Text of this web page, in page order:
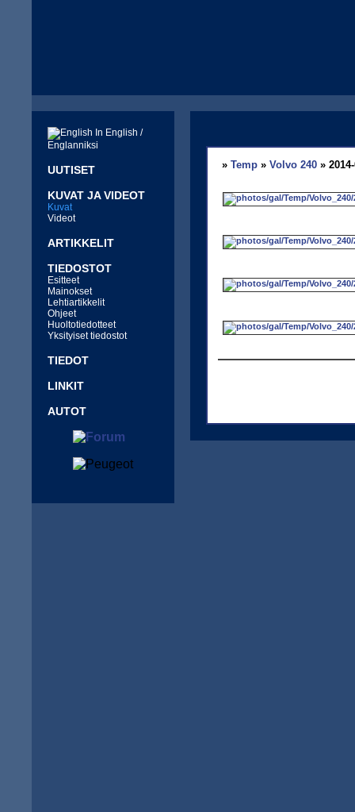
In English /
Englanniksi
UUTISET
KUVAT JA VIDEOT
Kuvat
Videot
ARTIKKELIT
TIEDOSTOT
Esitteet
Mainokset
Lehtiartikkelit
Ohjeet
Huoltotiedotteet
Yksityiset tiedostot
TIEDOT
LINKIT
AUTOT
» Temp » Volvo 240 »